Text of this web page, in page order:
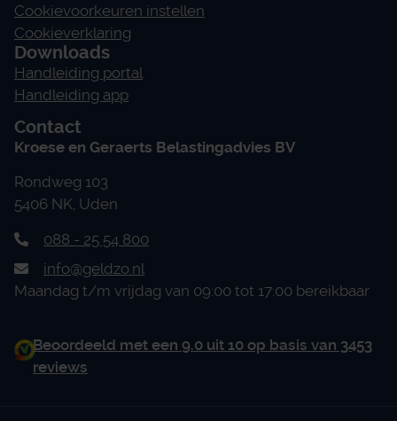
Cookievoorkeuren instellen
Cookieverklaring
Downloads
Handleiding portal
Handleiding app
Contact
Kroese en Geraerts Belastingadvies BV
Rondweg 103
5406 NK, Uden
088 - 25 54 800
info@geldzo.nl
Maandag t/m vrijdag van 09:00 tot 17:00 bereikbaar
Beoordeeld met een 9.0 uit 10 op basis van 3453
reviews